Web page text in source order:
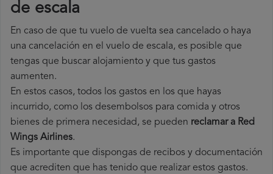
de escala
En caso de que tu vuelo de vuelta sea cancelado o haya
una cancelación en el vuelo de escala, es posible que
tengas que buscar alojamiento y que tus gastos
aumenten.
En estos casos, todos los gastos en los que hayas
incurrido, como los desembolsos para comida y otros
bienes de primera necesidad, se pueden reclamar a Red
Wings Airlines.
Es importante que dispongas de recibos y documentación
que acrediten que has tenido que realizar estos gastos.